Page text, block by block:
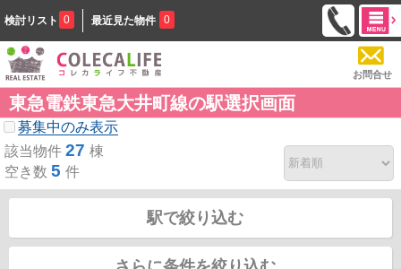
検討リスト 0 最近見た物件 0
お問合せ
東急電鉄東急大井町線の駅選択画面
募集中のみ表示
該当物件 27 棟
空き数 5 件
駅で絞り込む